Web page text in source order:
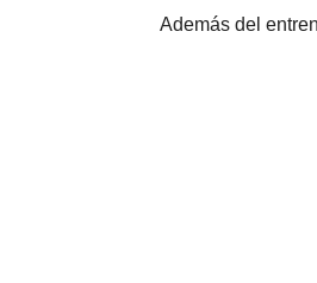
Además del